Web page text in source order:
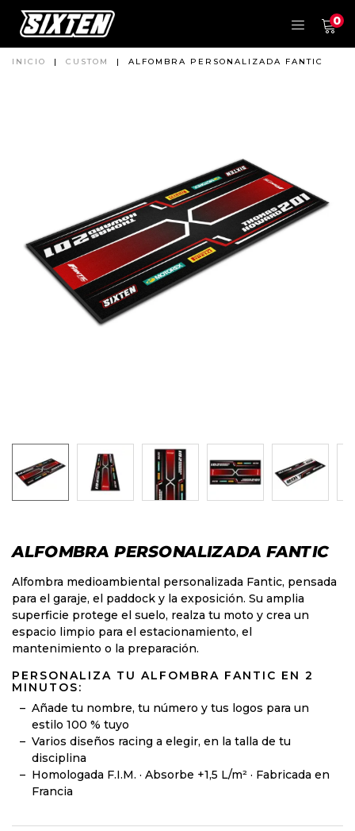
0
INICIO | CUSTOM | ALFOMBRA PERSONALIZADA FANTIC
ALFOMBRA PERSONALIZADA FANTIC
Alfombra medioambiental personalizada Fantic, pensada
para el garaje, el paddock y la exposición. Su amplia
superficie protege el suelo, realza tu moto y crea un
espacio limpio para el estacionamiento, el
mantenimiento o la preparación.
PERSONALIZA TU ALFOMBRA FANTIC EN 2
MINUTOS:
Añade tu nombre, tu número y tus logos para un
estilo 100 % tuyo
Varios diseños racing a elegir, en la talla de tu
disciplina
Homologada F.I.M. · Absorbe +1,5 L/m² · Fabricada en
Francia